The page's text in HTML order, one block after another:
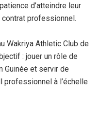
d’atteindre leur
professionnel.
Wakriya Athletic Club de
: jouer un rôle de
Guinée et servir de
à l’échelle